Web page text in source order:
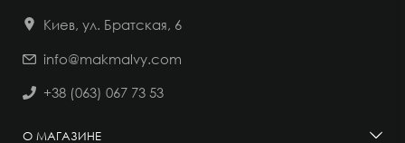
Киев, ул. Братская, 6
info@makmalvy.com
+38 (063) 067 73 53
О МАГАЗИНЕ